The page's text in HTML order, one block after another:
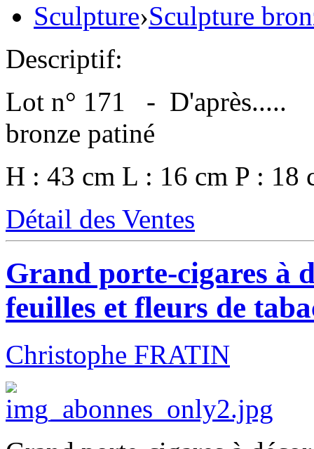
Sculpture›Sculpture
Descriptif:
Lot n° 171 - D'après.....
bronze patiné
H : 43 cm L : 16 cm P : 18
Détail des Ventes
Grand porte-cigares à
feuilles et fleurs de
Christophe FRATIN